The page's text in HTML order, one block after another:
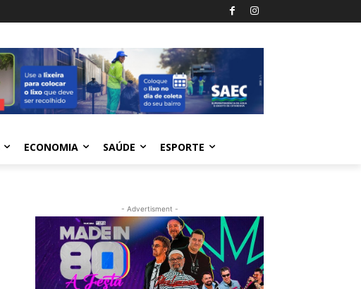
ECONOMIA SAÚDE ESPORTE
- Advertisment -